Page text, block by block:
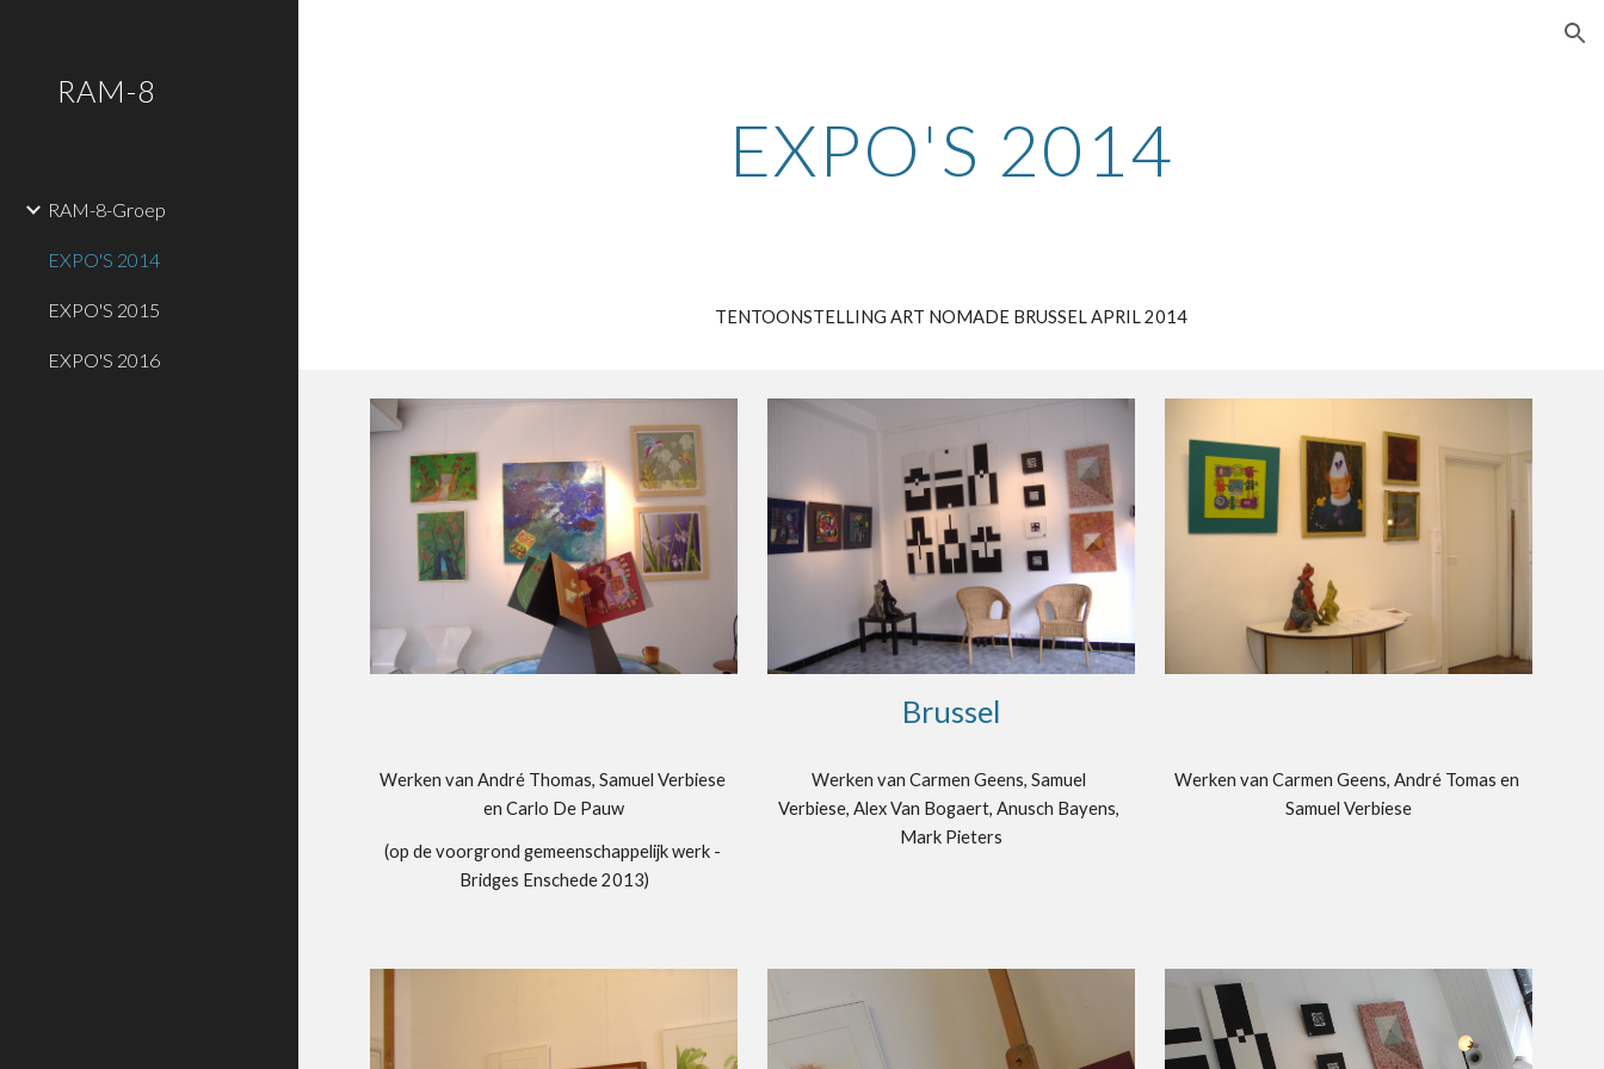
RAM-8
RAM-8-Groep
EXPO'S 2014
EXPO'S 2015
EXPO'S 2016
EXPO'S 2014
TENTOONSTELLING ART NOMADE BRUSSEL APRIL 2014
Werken van André Thomas, Samuel Verbiese
en Carlo De Pauw
(op de voorgrond gemeenschappelijk werk -
Bridges Enschede 2013)
Brussel
Werken van Carmen Geens, Samuel
Verbiese, Alex Van Bogaert, Anusch Bayens,
Mark Pieters
Werken van Carmen Geens, André Tomas en
Samuel Verbiese